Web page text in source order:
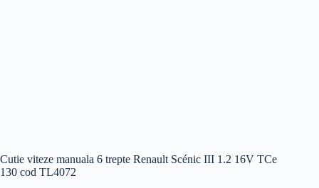
Cutie viteze manuala 6 trepte Renault Scénic III 1.2 16V TCe
130 cod TL4072